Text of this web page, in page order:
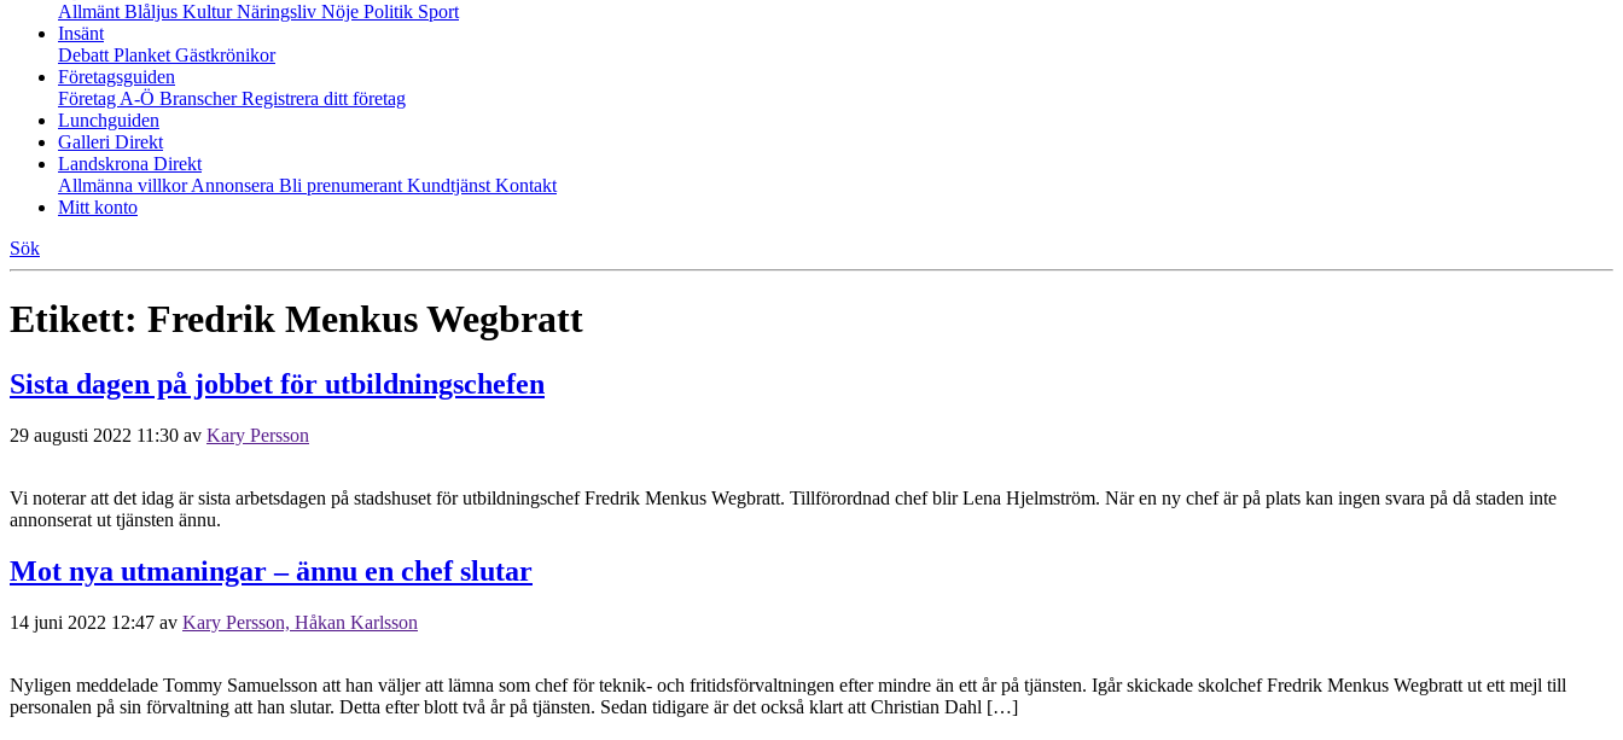
Allmänt Blåljus KulturNäringsliv Nöje Politik Sport
Insänt
Debatt Planket Gästkrönikor
Företagsguiden
Företag A-Ö BranscherRegistrera ditt företag
Lunchguiden
Galleri Direkt
Landskrona Direkt
Allmänna villkorAnnonsera Bli prenumerant Kundtjänst Kontakt
Mitt konto
Sök
Etikett: Fredrik Menkus Wegbratt
Sista dagen på jobbet för utbildningschefen
29 augusti 2022 11:30 av Kary Persson
Vi noterar att det idag är sista arbetsdagen på stadshuset för utbildningschef Fredrik Menkus Wegbratt. Tillförordnad chef blir Lena Hjelmström. När en ny chef är på plats kan ingen svara på då staden inte
annonserat ut tjänsten ännu.
Mot nya utmaningar – ännu en chef slutar
14 juni 2022 12:47 av Kary Persson, Håkan Karlsson
Nyligen meddelade Tommy Samuelsson att han väljer att lämna som chef för teknik- och fritidsförvaltningen efter mindre än ett år på tjänsten. Igår skickade skolchef Fredrik Menkus Wegbratt ut ett mejl till
personalen på sin förvaltning att han slutar. Detta efter blott två år på tjänsten. Sedan tidigare är det också klart att Christian Dahl […]